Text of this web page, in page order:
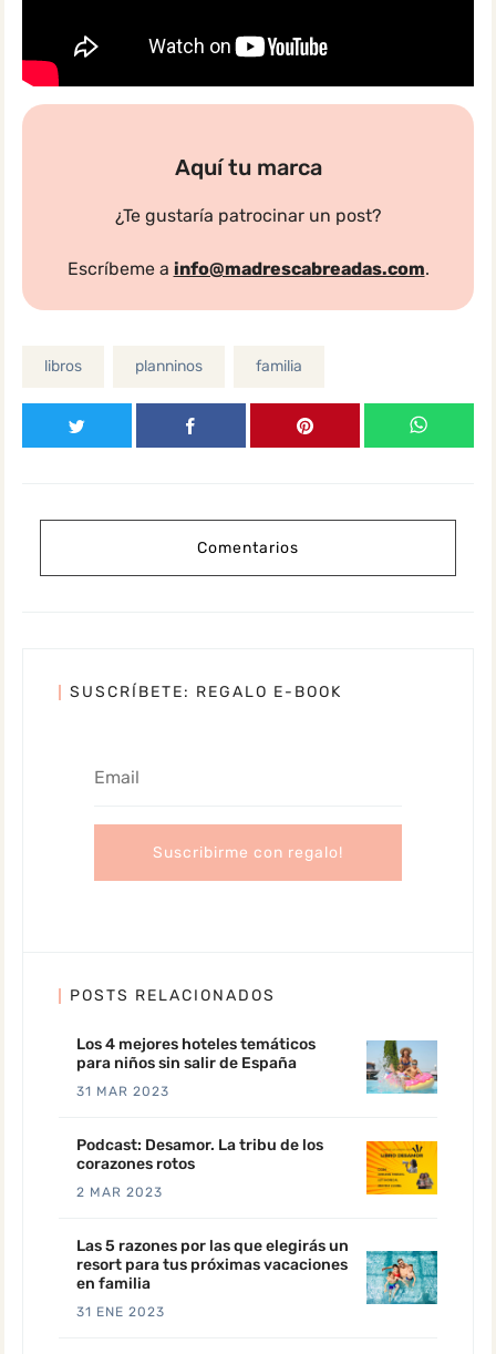
Aquí tu marca
¿Te gustaría patrocinar un post?
Escríbeme a info@madrescabreadas.com.
libros planninos familia
Comentarios
SUSCRÍBETE: REGALO E-BOOK
POSTS RELACIONADOS
Los 4 mejores hoteles temáticos
para niños sin salir de España
31 MAR 2023
Podcast: Desamor. La tribu de los
corazones rotos
2 MAR 2023
Las 5 razones por las que elegirás un
resort para tus próximas vacaciones
en familia
31 ENE 2023